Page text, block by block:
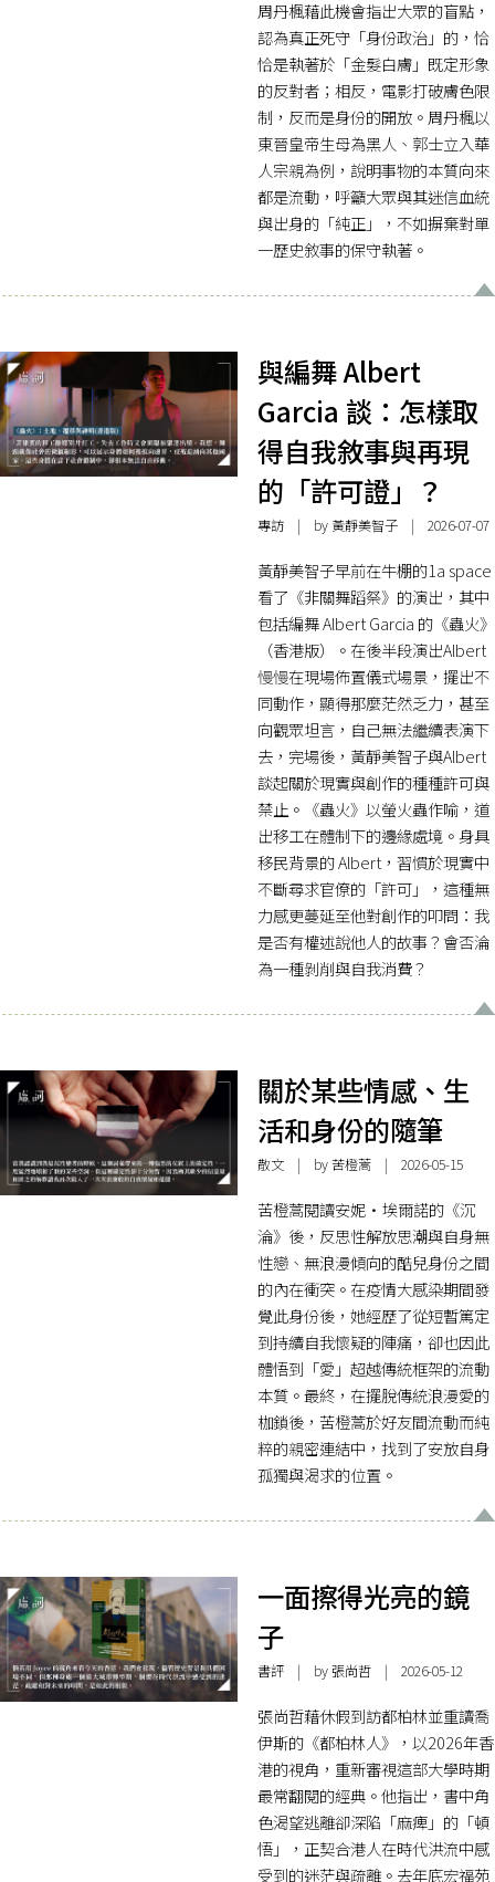
周丹楓藉此機會指出大眾的盲點，
認為真正死守「身份政治」的，恰
恰是執著於「金髮白膚」既定形象
的反對者；相反，電影打破膚色限
制，反而是身份的開放。周丹楓以
東晉皇帝生母為黑人、郭士立入華
人宗親為例，說明事物的本質向來
都是流動，呼籲大眾與其迷信血統
與出身的「純正」，不如摒棄對單
一歷史敘事的保守執著。
與編舞 Albert
Garcia 談：怎樣取
得自我敘事與再現
的「許可證」？
專訪| by 黃靜美智子 | 2026-07-07
黃靜美智子早前在牛棚的1a space
看了《非關舞蹈祭》的演出，其中
包括編舞 Albert Garcia 的《蟲火》
（香港版）。在後半段演出Albert
慢慢在現場佈置儀式場景，擺出不
同動作，顯得那麼茫然乏力，甚至
向觀眾坦言，自己無法繼續表演下
去，完場後，黃靜美智子與Albert
談起關於現實與創作的種種許可與
禁止。《蟲火》以螢火蟲作喻，道
出移工在體制下的邊緣處境。身具
移民背景的 Albert，習慣於現實中
不斷尋求官僚的「許可」，這種無
力感更蔓延至他對創作的叩問：我
是否有權述說他人的故事？會否淪
為一種剝削與自我消費？
關於某些情感、生
活和身份的隨筆
散文| by 苦橙蒿 | 2026-05-15
苦橙蒿閱讀安妮·埃爾諾的《沉
淪》後，反思性解放思潮與自身無
性戀、無浪漫傾向的酷兒身份之間
的內在衝突。在疫情大感染期間發
覺此身份後，她經歷了從短暫篤定
到持續自我懷疑的陣痛，卻也因此
體悟到「愛」超越傳統框架的流動
本質。最終，在擺脫傳統浪漫愛的
枷鎖後，苦橙蒿於好友間流動而純
粹的親密連結中，找到了安放自身
孤獨與渴求的位置。
一面擦得光亮的鏡
子
書評| by 張尚哲 | 2026-05-12
張尚哲藉休假到訪都柏林並重讀喬
伊斯的《都柏林人》，以2026年香
港的視角，重新審視這部大學時期
最常翻閱的經典。他指出，書中角
色渴望逃離卻深陷「麻痺」的「頓
悟」，正契合港人在時代洪流中感
受到的迷茫與疏離。去年底宏福苑